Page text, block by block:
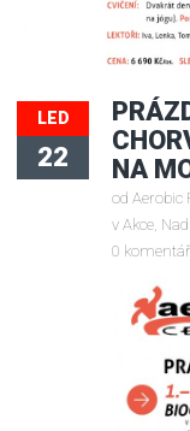
LED
22
NA
od Aerobic
v Akce
0